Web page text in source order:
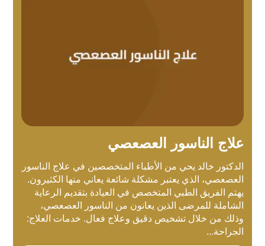
علاج الناسور العصعصي
الدكتور خالد يحي من الأطباء المتخصصين في علاج الناسور
العصعصي، الذي يعتبر مشكلة شائعة يعاني منها الكثيرون.
يهتم الفريق الطبي المتخصص في العيادة بتقديم الرعاية
الشاملة للمرضى الذين يعانون من الناسور العصعصي،
وذلك من خلال تشخيص دقيق وعلاج فعال. خدمات العلاج:
الجراحة...